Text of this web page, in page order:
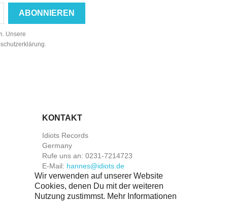
Unsere
KONTAKT
Idiots Records
Germany
Rufe uns an: 0231-7214723
E-Mail: hannes@idiots.de
Wir verwenden auf unserer Website
Cookies, denen Du mit der weiteren
Nutzung zustimmst. Mehr Informationen